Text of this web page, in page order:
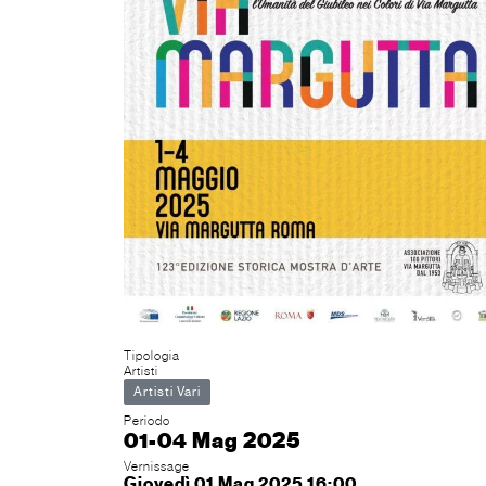
Tipologia
Artisti
Artisti Vari
Periodo
01-04 Mag 2025
Vernissage